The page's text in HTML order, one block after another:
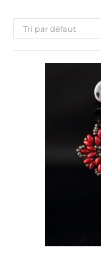
Tri par défaut